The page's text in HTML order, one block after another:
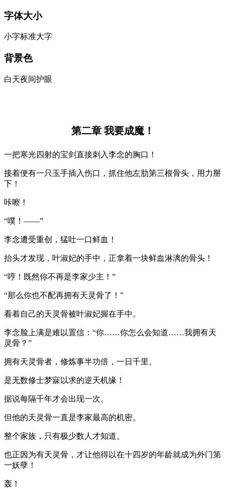
字体大小
小字标准大字
背景色
白天夜间护眼
第二章 我要成魔！
一把寒光四射的宝剑直接刺入李念的胸口！
接着便有一只玉手插入伤口，抓住他左肋第三根骨头，用力掰
下！
咔嚓！
“噗！——”
李念遭受重创，猛吐一口鲜血！
抬头才发现，叶淑妃的手中，正拿着一块鲜血淋漓的骨头！
“哼！既然你不再是李家少主！”
“那么你也不配再拥有天灵骨了！”
看着自己的天灵骨被叶淑妃握在手中。
李念脸上满是难以置信：“你……你怎么会知道……我拥有天
灵骨？”
拥有天灵骨者，修炼事半功倍，一日千里。
是无数修士梦寐以求的逆天机缘！
据说每隔千年才会出现一次。
但他的天灵骨一直是李家最高的机密。
整个家族，只有极少数人才知道。
也正因为有天灵骨，才让他得以在十四岁的年龄就成为外门第
一妖孽！
轰！